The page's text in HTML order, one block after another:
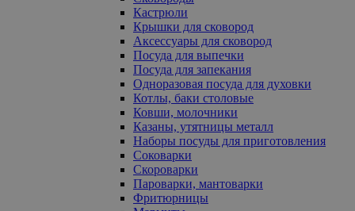
Кастрюли
Крышки для сковород
Аксессуары для сковород
Посуда для выпечки
Посуда для запекания
Одноразовая посуда для духовки
Котлы, баки столовые
Ковши, молочники
Казаны, утятницы металл
Наборы посуды для приготовления
Соковарки
Скороварки
Пароварки, мантоварки
Фритюрницы